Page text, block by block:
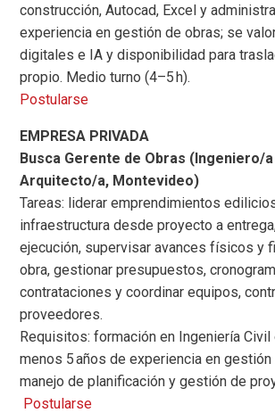
construcción, Autocad, Excel y
experiencia en gestión de obras; se
digitales e IA y disponibilidad para
propio. Medio turno (4–5 h).
Postularse
EMPRESA PRIVADA
Busca Gerente de Obras (Ingeniero/
Arquitecto/a, Montevideo)
Tareas: liderar emprendimientos
infraestructura desde proyecto a
ejecución, supervisar avances físicos y
obra, gestionar presupuestos,
contrataciones y coordinar equipos,
proveedores.
Requisitos: formación en Ingeniería Civil
menos 5 años de experiencia en gestión
manejo de planificación y gestión de
Postularse